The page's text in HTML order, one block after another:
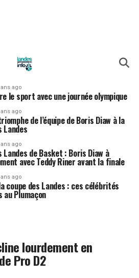
ans ago
le sport avec une journée olympique
ans ago
de l’équipe de Boris Diaw à la
Landes
ans ago
Landes de Basket : Boris Diaw à
avec Teddy Riner avant la finale
ans ago
coupe des Landes : ces célébrités
au Plumaçon
lourdement en
Pro D2